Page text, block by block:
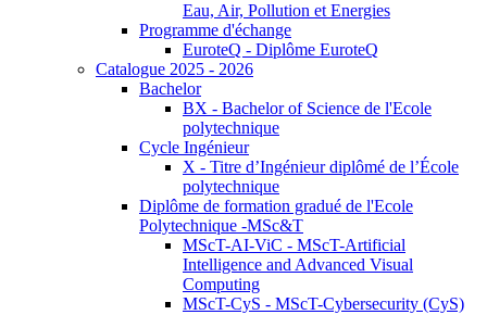
Eau, Air, Pollution et Energies
Programme d'échange
EuroteQ - Diplôme EuroteQ
Catalogue 2025 - 2026
Bachelor
BX - Bachelor of Science de l'Ecole
polytechnique
Cycle Ingénieur
X - Titre d’Ingénieur diplômé de l’École
polytechnique
Diplôme de formation gradué de l'Ecole
Polytechnique -MSc&T
MScT-AI-ViC - MScT-Artificial
Intelligence and Advanced Visual
Computing
MScT-CyS - MScT-Cybersecurity (CyS)